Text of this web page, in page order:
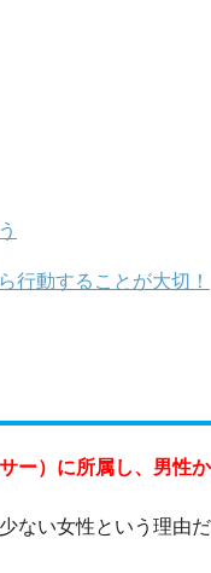
行動することが大切！
ー）に所属し、男性
ない女性という理由